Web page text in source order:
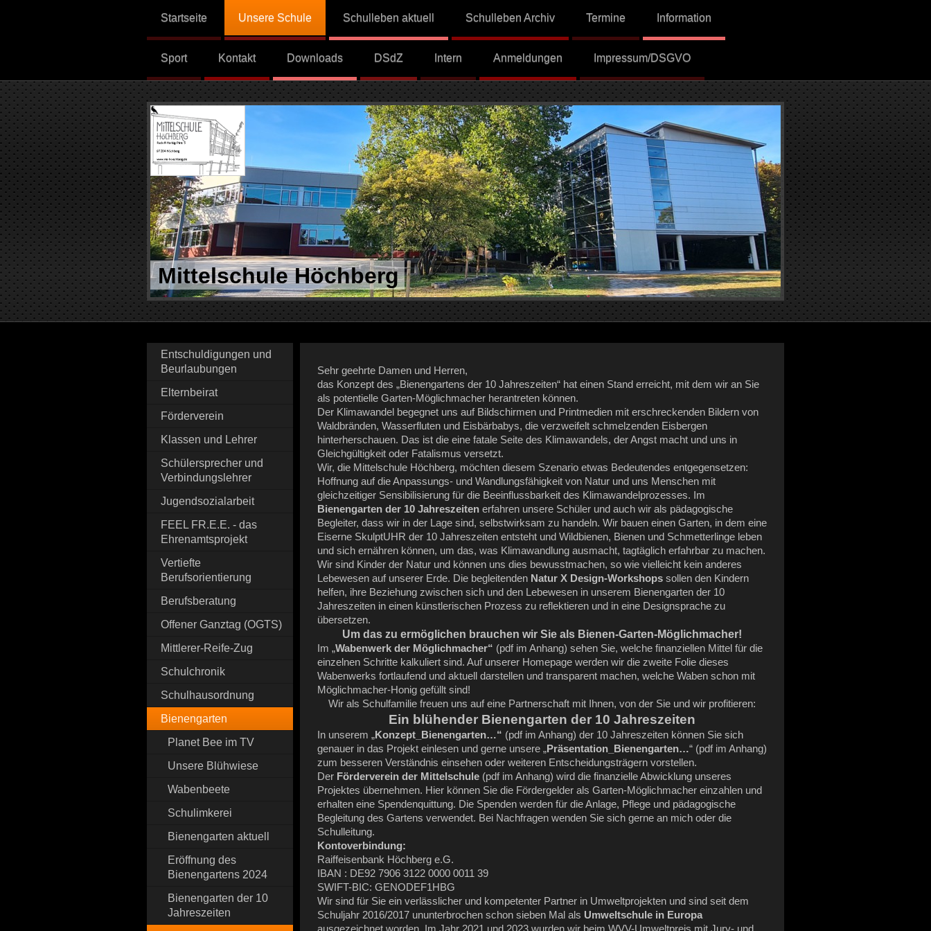
Startseite Unsere Schule Schulleben aktuell Schulleben Archiv Termine Information
Sport Kontakt Downloads DSdZ Intern Anmeldungen Impressum/DSGVO
Mittelschule Höchberg
Entschuldigungen und
Beurlaubungen
Elternbeirat
Förderverein
Klassen und Lehrer
Schülersprecher und
Verbindungslehrer
Jugendsozialarbeit
FEEL FR.E.E. - das
Ehrenamtsprojekt
Vertiefte
Berufsorientierung
Berufsberatung
Offener Ganztag (OGTS)
Mittlerer-Reife-Zug
Schulchronik
Schulhausordnung
Bienengarten
Planet Bee im TV
Unsere Blühwiese
Wabenbeete
Schulimkerei
Bienengarten aktuell
Eröffnung des
Bienengartens 2024
Bienengarten der 10
Jahreszeiten
Sehr geehrte Damen und Herren,
das Konzept des „Bienengartens der 10 Jahreszeiten“ hat einen Stand erreicht, mit dem wir an Sie
als potentielle Garten-Möglichmacher herantreten können.
Der Klimawandel begegnet uns auf Bildschirmen und Printmedien mit erschreckenden Bildern von
Waldbränden, Wasserfluten und Eisbärbabys, die verzweifelt schmelzenden Eisbergen
hinterherschauen. Das ist die eine fatale Seite des Klimawandels, der Angst macht und uns in
Gleichgültigkeit oder Fatalismus versetzt.
Wir, die Mittelschule Höchberg, möchten diesem Szenario etwas Bedeutendes entgegensetzen:
Hoffnung auf die Anpassungs- und Wandlungsfähigkeit von Natur und uns Menschen mit
gleichzeitiger Sensibilisierung für die Beeinflussbarkeit des Klimawandelprozesses. Im
Bienengarten der 10 Jahreszeitenerfahren unsere Schüler und auch wir als pädagogische
Begleiter, dass wir in der Lage sind, selbstwirksam zu handeln. Wir bauen einen Garten, in dem eine
Eiserne SkulptUHR der 10 Jahreszeiten entsteht und Wildbienen, Bienen und Schmetterlinge leben
und sich ernähren können, um das, was Klimawandlung ausmacht, tagtäglich erfahrbar zu machen.
Wir sind Kinder der Natur und können uns dies bewusstmachen, so wie vielleicht kein anderes
Lebewesen auf unserer Erde. Die begleitenden Natur X Design-Workshopssollen den Kindern
helfen, ihre Beziehung zwischen sich und den Lebewesen in unserem Bienengarten der 10
Jahreszeiten in einen künstlerischen Prozess zu reflektieren und in eine Designsprache zu
übersetzen.
Um das zu ermöglichen brauchen wir Sie als Bienen-Garten-Möglichmacher!
Im „Wabenwerk der Möglichmacher“ (pdf im Anhang) sehen Sie, welche finanziellen Mittel für die
einzelnen Schritte kalkuliert sind. Auf unserer Homepage werden wir die zweite Folie dieses
Wabenwerks fortlaufend und aktuell darstellen und transparent machen, welche Waben schon mit
Möglichmacher-Honig gefüllt sind!
Wir als Schulfamilie freuen uns auf eine Partnerschaft mit Ihnen, von der Sie und wir profitieren:
Ein blühender Bienengarten der 10 Jahreszeiten
In unserem „Konzept_Bienengarten…“ (pdf im Anhang) der 10 Jahreszeiten können Sie sich
genauer in das Projekt einlesen und gerne unsere „Präsentation_Bienengarten…“ (pdf im Anhang)
zum besseren Verständnis einsehen oder weiteren Entscheidungsträgern vorstellen.
Der Förderverein der Mittelschule(pdf im Anhang) wird die finanzielle Abwicklung unseres
Projektes übernehmen. Hier können Sie die Fördergelder als Garten-Möglichmacher einzahlen und
erhalten eine Spendenquittung. Die Spenden werden für die Anlage, Pflege und pädagogische
Begleitung des Gartens verwendet. Bei Nachfragen wenden Sie sich gerne an mich oder die
Schulleitung.
Kontoverbindung:
Raiffeisenbank Höchberg e.G.
IBAN : DE92 7906 3122 0000 0011 39
SWIFT-BIC: GENODEF1HBG
Wir sind für Sie ein verlässlicher und kompetenter Partner in Umweltprojekten und sind seit dem
Schuljahr 2016/2017 ununterbrochen schon sieben Mal als Umweltschule in Europa
ausgezeichnet worden. Im Jahr 2021 und 2023 wurden wir beim WVV-Umweltpreis mit Jury- und